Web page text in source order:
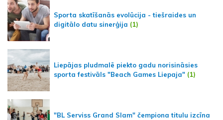
Sporta skatīšanās evolūcija - tiešraides un
digitālo datu sinerģija (1)
Liepājas pludmalē piekto gadu norisināsies
sporta festivāls "Beach Games Liepaja" (1)
"BL Serviss Grand Slam" čempiona titulu izcīna